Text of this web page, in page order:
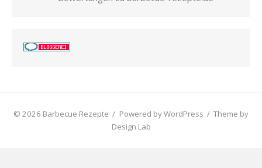
© 2026 Barbecue Rezepte / Powered by WordPress / Theme by
Design Lab